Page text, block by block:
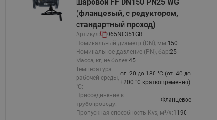
шаровой FF DN150 PN25 WG
(фланцевый, с редуктором,
стандартный проход)
Артикул:
065N0351GR
Номинальный диаметр (DN), мм:150
Номинальное давление (PN), бар:25
Масса, кг, не более:45
Температура
рабочей среды,
°С:
от -20 до 180 °C (от -40 до
+200 °С кратковременно)
Присоединение к
трубопроводу:
Фланцевое
Пропускная способность Kvs, м³/ч:1190